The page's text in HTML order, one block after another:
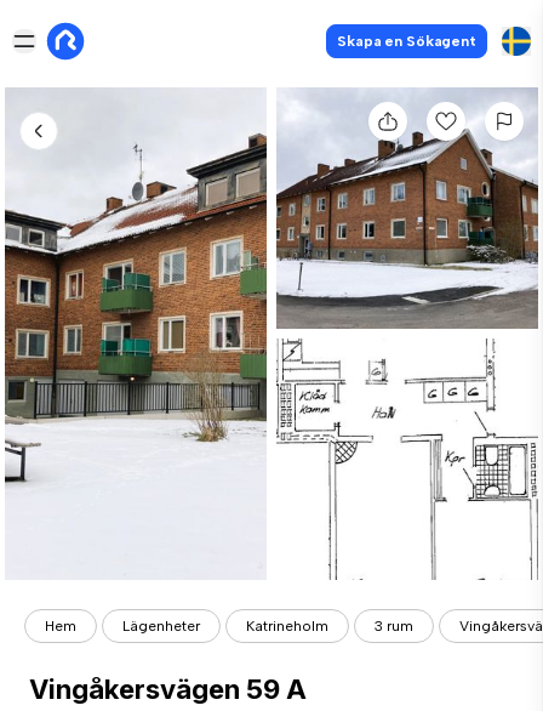
Skapa en Sökagent
Hem Lägenheter Katrineholm 3 rum
Vingåkersvägen 59 A